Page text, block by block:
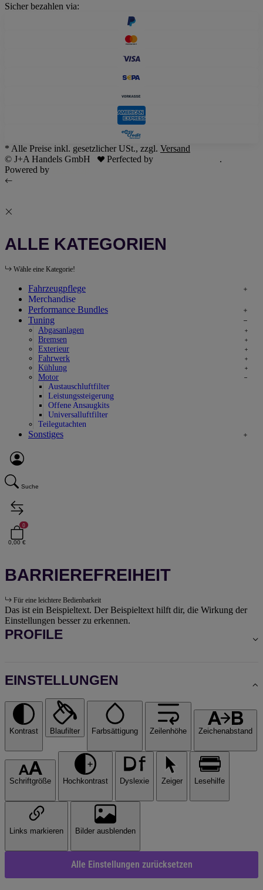
Sicher bezahlen via:
* Alle Preise inkl. gesetzlicher USt., zzgl. Versand
© J+A Handels GmbH
Perfected by
.
Powered by
ALLE KATEGORIEN
Wähle eine Kategorie!
Fahrzeugpflege
Merchandise
Performance Bundles
Tuning
Abgasanlagen
Bremsen
Exterieur
Fahrwerk
Kühlung
Motor
Austauschluftfilter
Leistungssteigerung
Offene Ansaugkits
Universalluftfilter
Teilegutachten
Sonstiges
Suche
0
0,00 €
BARRIEREFREIHEIT
Für eine leichtere Bedienbarkeit
Das ist ein Beispieltext. Der Beispieltext hilft dir, die Wirkung der
Einstellungen besser zu erkennen.
PROFILE
EINSTELLUNGEN
Kontrast Blaufilter Farbsättigung Zeilenhöhe Zeichenabstand
Schriftgröße Hochkontrast Dyslexie Zeiger Lesehilfe
Links markieren Bilder ausblenden
Alle Einstellungen zurücksetzen